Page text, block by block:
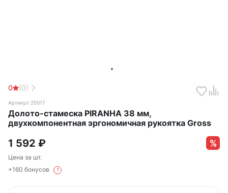
0 (0)
Артикул 25017
Долото-стамеска PIRANHA 38 мм,
двухкомпонентная эргономичная рукоятка Gross
1 592 ₽
Цена за шт.
+160 бонусов
?